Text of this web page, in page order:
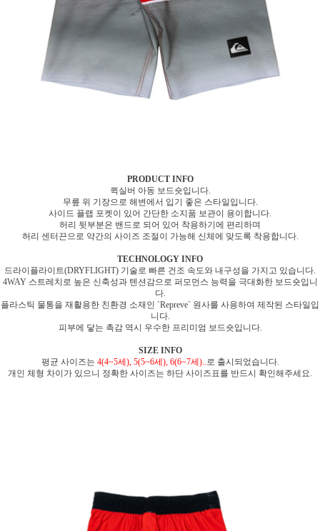
PRODUCT INFO
퀵실버 아동 보드숏입니다.
무릎 위 기장으로 해변에서 입기 좋은 스타일입니다.
사이드 플랩 포켓이 있어 간단한 소지품 보관이 용이합니다.
허리 뒷부분은 밴드로 되어 있어 착용하기에 편리하며
허리 센터끈으로 약간의 사이즈 조절이 가능해 신체에 맞도록 착용합니다.
TECHNOLOGY INFO
드라이플라이트(DRYFLIGHT) 기술로 빠른 건조 속도와 내구성을 가지고 있습니다.
4WAY 스트레치로 높은 신축성과 텐션감으로 퍼모먼스 능력을 극대화한 보드숏입니
다.
플라스틱 물통을 재활용한 친환경 소재인 `Repreve` 원사를 사용하여 제작된 스타일입
니다.
피부에 닿는 촉감 역시 우수한 프리미엄 보드숏입니다.
SIZE INFO
평균 사이즈는 4(4~5세), 5(5~6세), 6(6~7세).. 로 출시되었습니다.
개인 체형 차이가 있으니 정확한 사이즈는 하단 사이즈표를 반드시 확인해주세요.